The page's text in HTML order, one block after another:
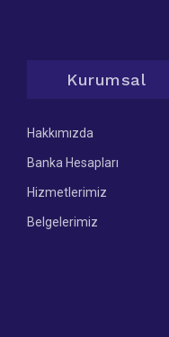
Kurumsal
Hakkımızda
Banka Hesapları
Hizmetlerimiz
Belgelerimiz